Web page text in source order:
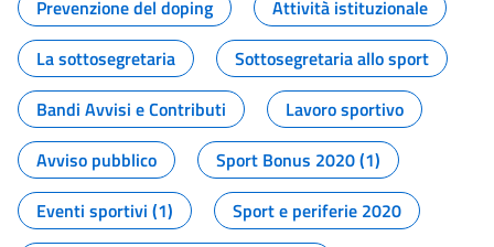
Prevenzione del doping
Attività istituzionale
La sottosegretaria
Sottosegretaria allo sport
Bandi Avvisi e Contributi
Lavoro sportivo
Avviso pubblico
Sport Bonus 2020 (1)
Eventi sportivi (1)
Sport e periferie 2020